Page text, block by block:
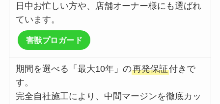
日中お忙しい方や、店舗オーナー様にも選ばれ
ています。
害獣プロガード
期間を選べる「最大10年」の再発保証付きで
す。
完全自社施工により、中間マージンを徹底カッ